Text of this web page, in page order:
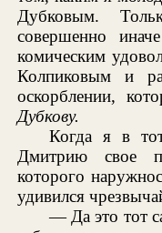
Дубковым.
совершенно
комическим
Колпиковым и
оскорблении,
Дубкову.
Когда я в
Дмитрию свое
которого
удивился
— Да это тот